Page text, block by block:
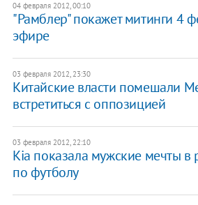
04 февраля 2012, 00:10
"Рамблер" покажет митинги 4
эфире
03 февраля 2012, 23:30
Китайские власти помешали
встретиться с оппозицией
03 февраля 2012, 22:10
Kia показала мужские мечты в
по футболу